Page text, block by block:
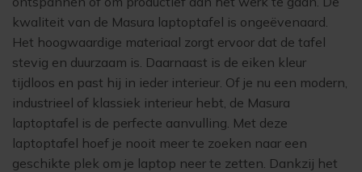
kwaliteit van de Masura laptoptafel is ongeëvenaard.
Het hoogwaardige materiaal zorgt ervoor dat de tafel
stevig en duurzaam is. Daarnaast is de eiken kleur
tijdloos en past hij in ieder interieur. Of je nu een modern,
industrieel of klassiek interieur hebt, de Masura
laptoptafel is de perfecte aanvulling. Met deze
laptoptafel hoef je nooit meer te zoeken naar een
geschikte plek om je laptop neer te zetten. Dankzij het